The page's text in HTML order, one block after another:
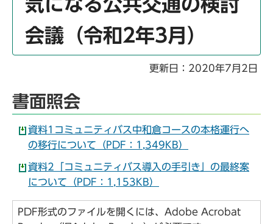
気になる公共交通の検討
会議（令和2年3月）
更新日：2020年7月2日
書面照会
資料1コミュニティバス中和倉コースの本格運行へ
の移行について（PDF：1,349KB）
資料2「コミュニティバス導入の手引き」の最終案
について（PDF：1,153KB）
PDF形式のファイルを開くには、Adobe Acrobat